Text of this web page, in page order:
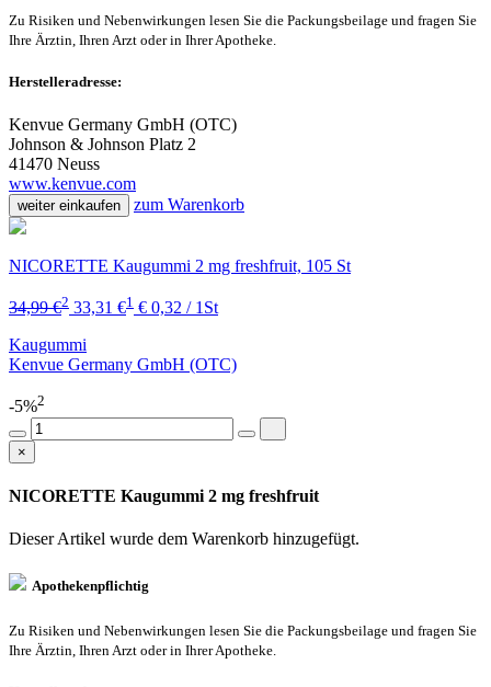
Zu Risiken und Nebenwirkungen lesen Sie die Packungsbeilage und fragen Sie
Ihre Ärztin, Ihren Arzt oder in Ihrer Apotheke.
Herstelleradresse:
Kenvue Germany GmbH (OTC)
Johnson & Johnson Platz 2
41470 Neuss
www.kenvue.com
weiter einkaufen zum Warenkorb
NICORETTE Kaugummi 2 mg freshfruit, 105 St
34,99 €2 33,31 €1 € 0,32 / 1St
Kaugummi
Kenvue Germany GmbH (OTC)
-5%2
×
NICORETTE Kaugummi 2 mg freshfruit
Dieser Artikel wurde dem Warenkorb hinzugefügt.
Apothekenpflichtig
Zu Risiken und Nebenwirkungen lesen Sie die Packungsbeilage und fragen Sie
Ihre Ärztin, Ihren Arzt oder in Ihrer Apotheke.